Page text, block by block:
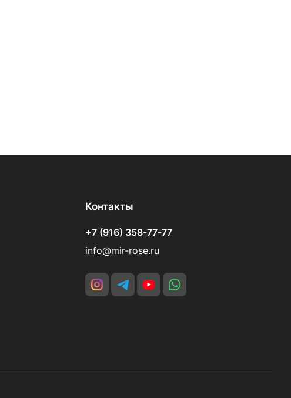
Контакты
+7 (916) 358-77-77
info@mir-rose.ru